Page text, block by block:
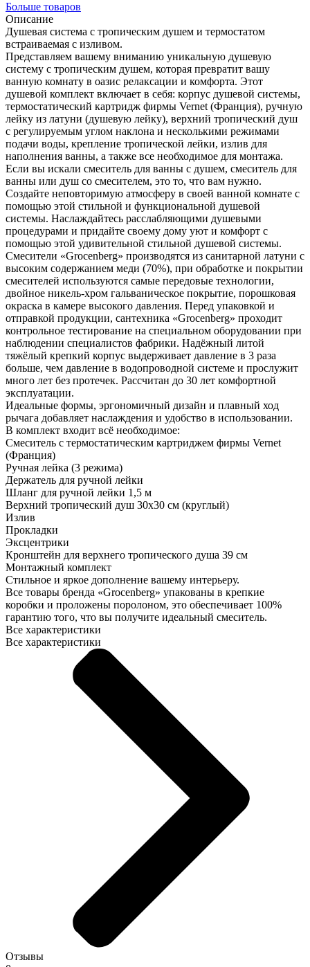
Больше товаров
Описание
Душевая система с тропическим душем и термостатом
встраиваемая с изливом.
Представляем вашему вниманию уникальную душевую
систему с тропическим душем, которая превратит вашу
ванную комнату в оазис релаксации и комфорта. Этот
душевой комплект включает в себя: корпус душевой системы,
термостатический картридж фирмы Vernet (Франция), ручную
лейку из латуни (душевую лейку), верхний тропический душ
с регулируемым углом наклона и несколькими режимами
подачи воды, крепление тропической лейки, излив для
наполнения ванны, а также все необходимое для монтажа.
Если вы искали смеситель для ванны с душем, смеситель для
ванны или душ со смесителем, это то, что вам нужно.
Создайте неповторимую атмосферу в своей ванной комнате с
помощью этой стильной и функциональной душевой
системы. Наслаждайтесь расслабляющими душевыми
процедурами и придайте своему дому уют и комфорт с
помощью этой удивительной стильной душевой системы.
Смесители «Grocenberg» производятся из санитарной латуни с
высоким содержанием меди (70%), при обработке и покрытии
смесителей используются самые передовые технологии,
двойное никель-хром гальваническое покрытие, порошковая
окраска в камере высокого давления. Перед упаковкой и
отправкой продукции, сантехника «Grocenberg» проходит
контрольное тестирование на специальном оборудовании при
наблюдении специалистов фабрики. Надёжный литой
тяжёлый крепкий корпус выдерживает давление в 3 раза
больше, чем давление в водопроводной системе и прослужит
много лет без протечек. Рассчитан до 30 лет комфортной
эксплуатации.
Идеальные формы, эргономичный дизайн и плавный ход
рычага добавляет наслаждения и удобство в использовании.
В комплект входит всё необходимое:
Смеситель с термостатическим картриджем фирмы Vernet
(Франция)
Ручная лейка (3 режима)
Держатель для ручной лейки
Шланг для ручной лейки 1,5 м
Верхний тропический душ 30х30 см (круглый)
Излив
Прокладки
Эксцентрики
Кронштейн для верхнего тропического душа 39 см
Монтажный комплект
Стильное и яркое дополнение вашему интерьеру.
Все товары бренда «Grocenberg» упакованы в крепкие
коробки и проложены поролоном, это обеспечивает 100%
гарантию того, что вы получите идеальный смеситель.
Все характеристики
Все характеристики
Отзывы